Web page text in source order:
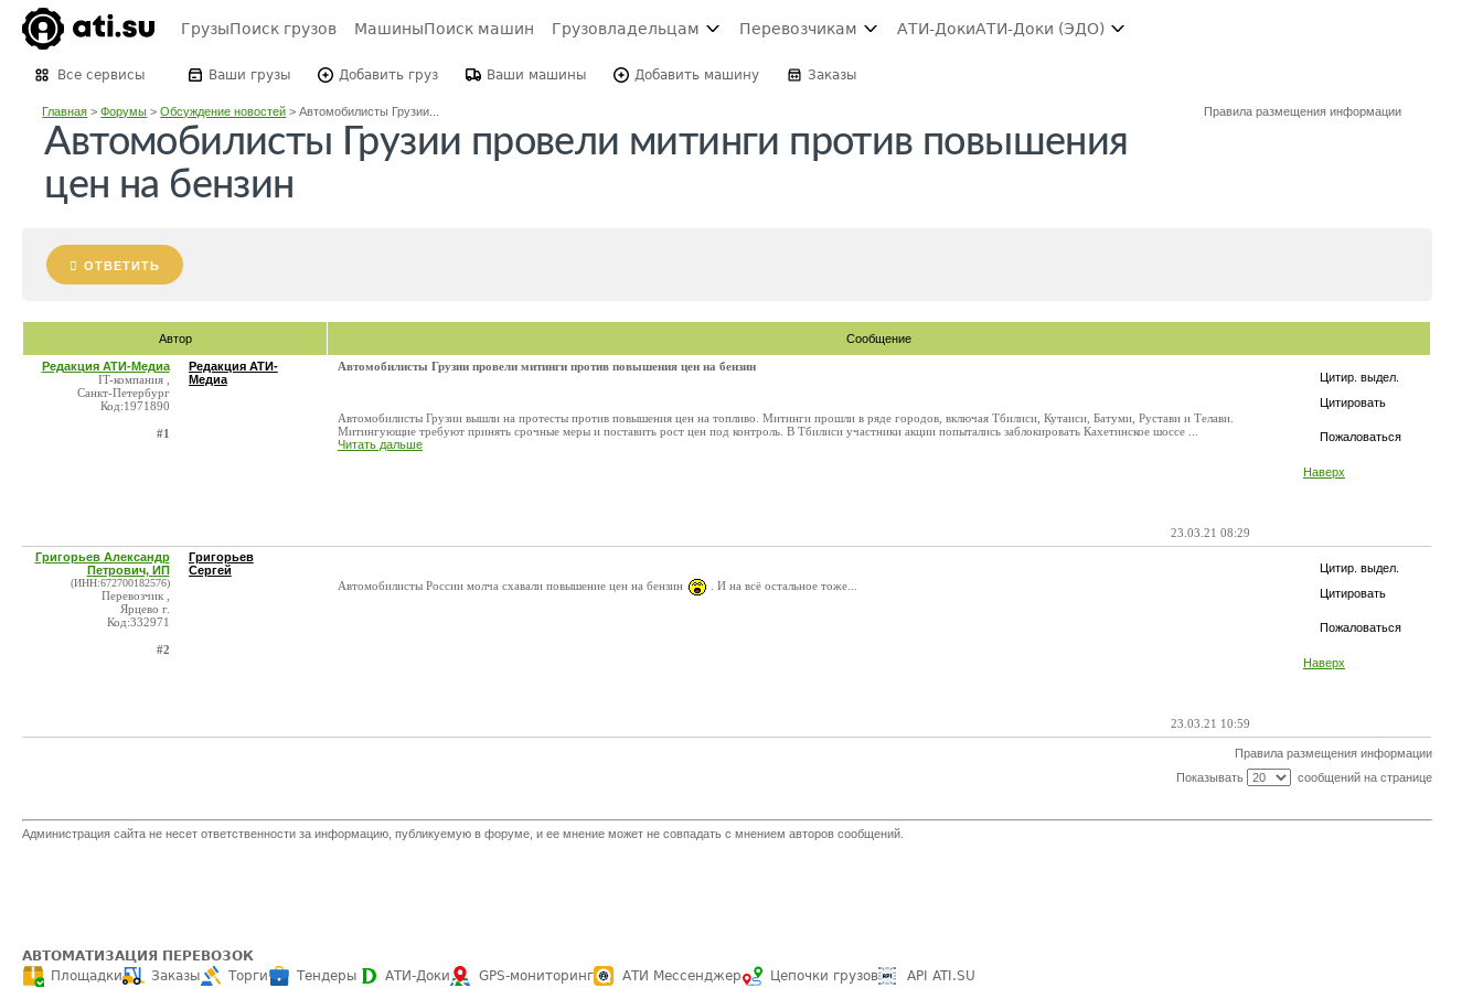
ГрузыПоиск грузов МашиныПоиск машин Грузовладельцам Перевозчикам АТИ-ДокиАТИ-Доки (ЭДО)
Все сервисы Ваши грузы Добавить груз Ваши машины Добавить машину Заказы
Главная >Форумы >Обсуждение новостей >Автомобилисты Грузии... Правила размещения информации
Автомобилисты Грузии провели митинги против повышения
цен на бензин
ОТВЕТИТЬ
Автор Сообщение
Цитир. выдел.
Цитировать
Пожаловаться
Наверх
Редакция АТИ-Медиа
IT-компания ,
Санкт-Петербург
Код:1971890
#1
Редакция АТИ-
Медиа
Автомобилисты Грузии провели митинги против повышения цен на бензин
Автомобилисты Грузии вышли на протесты против повышения цен на топливо. Митинги прошли в ряде городов, включая Тбилиси, Кутаиси, Батуми, Рустави и Телави.
Митингующие требуют принять срочные меры и поставить рост цен под контроль. В Тбилиси участники акции попытались заблокировать Кахетинское шоссе ...
Читать дальше
23.03.21 08:29
Цитир. выдел.
Цитировать
Пожаловаться
Наверх
Григорьев Александр
Петрович, ИП
(ИНН:672700182576)
Перевозчик ,
Ярцево г.
Код:332971
#2
Григорьев
Сергей
Автомобилисты России молча схавали повышение цен на бензин
. И на всё остальное тоже...
23.03.21 10:59
Правила размещения информации
Показывать
сообщений на странице
Администрация сайта не несет ответственности за информацию, публикуемую в форуме, и ее мнение может не совпадать с мнением авторов сообщений.
АВТОМАТИЗАЦИЯ ПЕРЕВОЗОК
Площадки
Заказы Торги Тендеры АТИ-Доки GPS-мониторинг АТИ Мессенджер Цепочки грузов API ATI.SU